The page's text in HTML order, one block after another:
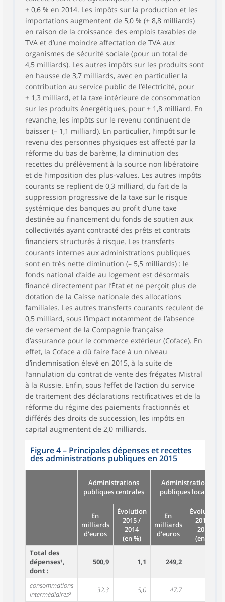
+ 0,6 % en 2014. Les impôts sur la production et les
importations augmentent de 5,0 % (+ 8,8 milliards)
en raison de la croissance des emplois taxables de
TVA et d’une moindre affectation de TVA aux
organismes de sécurité sociale (pour un total de
4,5 milliards). Les autres impôts sur les produits sont
en hausse de 3,7 milliards, avec en particulier la
contribution au service public de l’électricité, pour
+ 1,3 milliard, et la taxe intérieure de consommation
sur les produits énergétiques, pour + 1,8 milliard. En
revanche, les impôts sur le revenu continuent de
baisser (– 1,1 milliard). En particulier, l’impôt sur le
revenu des personnes physiques est affecté par la
réforme du bas de barème, la diminution des
recettes du prélèvement à la source non libératoire
et de l’imposition des plus-values. Les autres impôts
courants se replient de 0,3 milliard, du fait de la
suppression progressive de la taxe sur le risque
systémique des banques au profit d’une taxe
destinée au financement du fonds de soutien aux
collectivités ayant contracté des prêts et contrats
financiers structurés à risque. Les transferts
courants internes aux administrations publiques
sont en très nette diminution (– 5,5 milliards) : le
fonds national d’aide au logement est désormais
financé directement par l’État et ne perçoit plus de
dotation de la Caisse nationale des allocations
familiales. Les autres transferts courants reculent de
0,5 milliard, sous l’impact notamment de l’absence
de versement de la Compagnie française
d’assurance pour le commerce extérieur (Coface). En
effet, la Coface a dû faire face à un niveau
d’indemnisation élevé en 2015, à la suite de
l’annulation du contrat de vente des frégates Mistral
à la Russie. Enfin, sous l’effet de l’action du service
de traitement des déclarations rectificatives et de la
réforme du régime des paiements fractionnés et
différés des droits de succession, les impôts en
capital augmentent de 2,0 milliards.
Figure 4– Principales dépenses et recettes
des administrations publiques en 2015
Administrations
publiques centrales
Administrations
publiques locales
En
milliards
d'euros
Évolution
2015 /
2014
(en %)
En
milliards
d'euros
Évolution
2015 /
2014
(en %)
Total des
dépenses¹,
dont :
500,9 1,1 249,2
consommations
intermédiaires²
32,3 5,0 47,7